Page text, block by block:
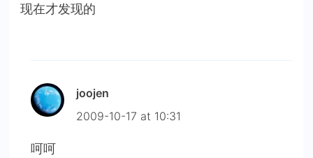
现在才发现的
joojen
2009-10-17 at 10:31
呵呵